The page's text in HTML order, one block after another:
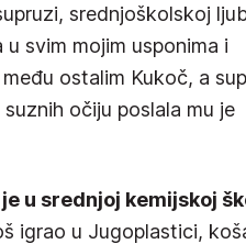
srednjoškolskoj
svim mojim usponima i
ostalim Kukoč, a
očiju poslala mu je
u srednjoj kemijskoj
igrao u Jugoplastici,